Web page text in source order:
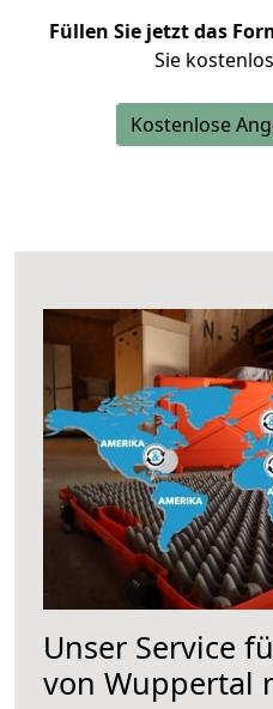
Füllen Sie jetzt das
Sie
Kostenlose
Unser Service
von Wuppertal